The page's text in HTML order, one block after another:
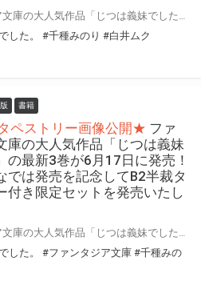
した。
#千種みのり #白井ムク
書籍
ペストリー画像公開★ ファ
庫の大人気作品「じつは義妹
の最新3巻が6月17日に発売！
では発売を記念してB2半裁タ
付き限定セットを発売いたし
した。
#ファンタジア文庫 #千種みの